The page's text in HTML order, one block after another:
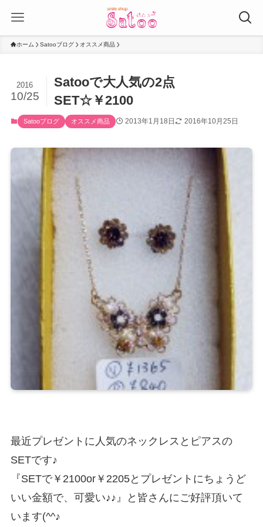
ホーム Satooブログ オススメ商品
Satooで大人気の2点
SET☆￥2100
2016
10/25
Satooブログ オススメ商品 2013年1月18日 2016年10月25日
最近プレゼントに人気のネックレスとピアスの
SETです♪
『SETで￥2100or￥2205とプレゼントにちょうど
いい金額で、可愛い♪♪』と皆さんにご好評頂いて
います(^^♪